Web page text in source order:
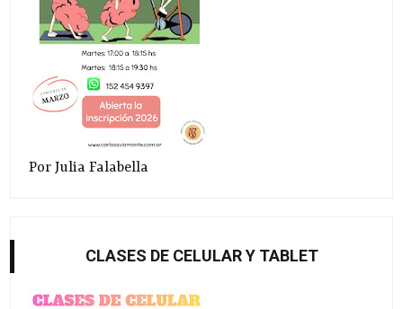
Por Julia Falabella
CLASES DE CELULAR Y TABLET